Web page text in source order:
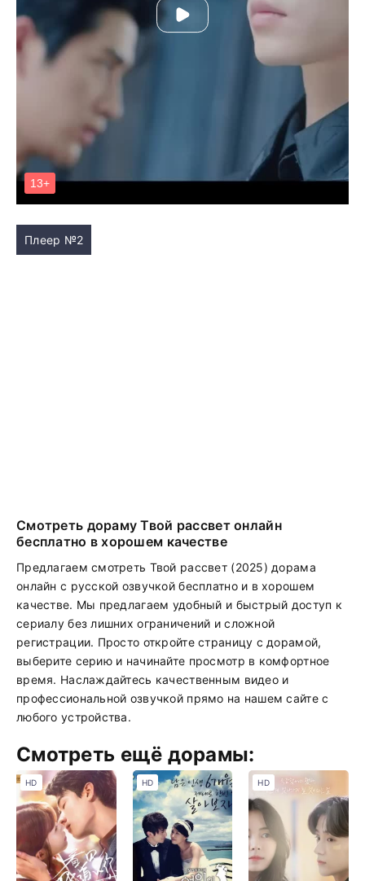
Плеер №2
Смотреть дораму Твой рассвет онлайн
бесплатно в хорошем качестве
Предлагаем смотреть Твой рассвет (2025) дорама
онлайн с русской озвучкой бесплатно и в хорошем
качестве. Мы предлагаем удобный и быстрый доступ к
сериалу без лишних ограничений и сложной
регистрации. Просто откройте страницу с дорамой,
выберите серию и начинайте просмотр в комфортное
время. Наслаждайтесь качественным видео и
профессиональной озвучкой прямо на нашем сайте с
любого устройства.
Смотреть ещё дорамы:
HD HD HD